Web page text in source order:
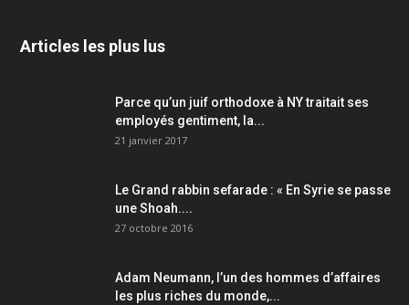
Articles les plus lus
Parce qu’un juif orthodoxe à NY traitait ses
employés gentiment, la...
21 janvier 2017
Le Grand rabbin sefarade : « En Syrie se passe
une Shoah....
27 octobre 2016
Adam Neumann, l’un des hommes d’affaires
les plus riches du monde,...